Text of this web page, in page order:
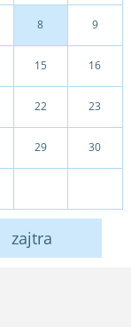
8 9
15 16
22 23
29 30
zajtra